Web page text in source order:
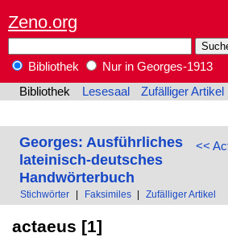
Zeno.org
Bibliothek
Nur in Georges-1913
Bibliothek
Lesesaal Zufälliger Artikel
<<
Georges: Ausführliches
lateinisch-deutsches
Handwörterbuch
Stichwörter Faksimiles Zufälliger Artikel
actaeus [1]